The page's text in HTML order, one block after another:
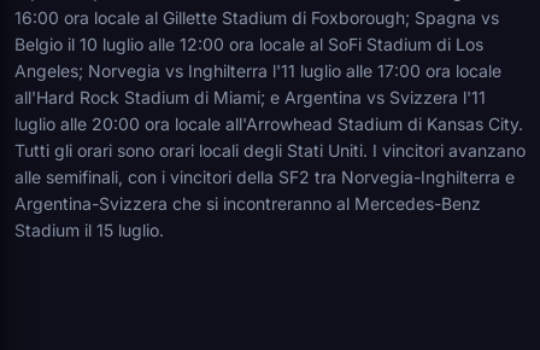
16:00 ora locale al Gillette Stadium di Foxborough; Spagna vs
Belgio il 10 luglio alle 12:00 ora locale al SoFi Stadium di Los
Angeles; Norvegia vs Inghilterra l'11 luglio alle 17:00 ora locale
all'Hard Rock Stadium di Miami; e Argentina vs Svizzera l'11
luglio alle 20:00 ora locale all'Arrowhead Stadium di Kansas City.
Tutti gli orari sono orari locali degli Stati Uniti. I vincitori avanzano
alle semifinali, con i vincitori della SF2 tra Norvegia-Inghilterra e
Argentina-Svizzera che si incontreranno al Mercedes-Benz
Stadium il 15 luglio.